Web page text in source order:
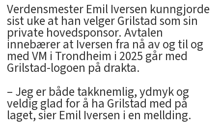
Verdensmester Emil Iversen kunngjorde
sist uke at han velger Grilstad som sin
private hovedsponsor. Avtalen
innebærer at Iversen fra nå av og til og
med VM i Trondheim i 2025 går med
Grilstad-logoen på drakta.
– Jeg er både takknemlig, ydmyk og
veldig glad for å ha Grilstad med på
laget, sier Emil Iversen i en mellding.